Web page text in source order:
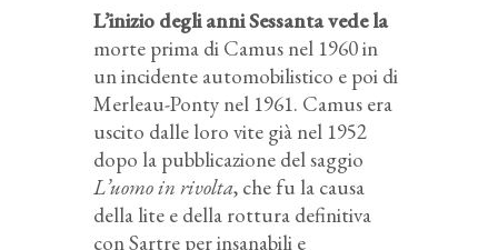
L’inizio degli anni Sessanta vede la
morte prima di Camus nel 1960 in
un incidente automobilistico e poi di
Merleau-Ponty nel 1961. Camus era
uscito dalle loro vite già nel 1952
dopo la pubblicazione del saggio
L’uomo in rivolta, che fu la causa
della lite e della rottura definitiva
con Sartre per insanabili e